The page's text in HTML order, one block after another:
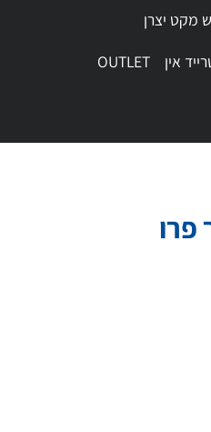
מקט יצרן
אין
OUTLET
פרו